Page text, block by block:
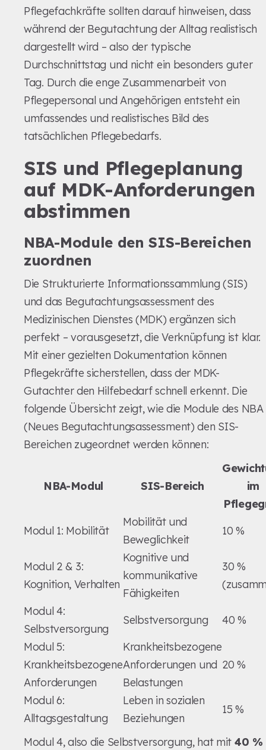
Pflegefachkräfte sollten darauf hinweisen, dass
während der Begutachtung der Alltag realistisch
dargestellt wird – also der typische
Durchschnittstag und nicht ein besonders guter
Tag. Durch die enge Zusammenarbeit von
Pflegepersonal und Angehörigen entsteht ein
umfassendes und realistisches Bild des
tatsächlichen Pflegebedarfs.
SIS und Pflegeplanung
auf MDK-Anforderungen
abstimmen
NBA-Module den SIS-Bereichen
zuordnen
Die Strukturierte Informationssammlung (SIS)
und das Begutachtungsassessment des
Medizinischen Dienstes (MDK) ergänzen sich
perfekt – vorausgesetzt, die Verknüpfung ist klar.
Mit einer gezielten Dokumentation können
Pflegekräfte sicherstellen, dass der MDK-
Gutachter den Hilfebedarf schnell erkennt. Die
folgende Übersicht zeigt, wie die Module des NBA
(Neues Begutachtungsassessment) den SIS-
Bereichen zugeordnet werden können:
NBA-Modul SIS-Bereich
im
Modul 1: Mobilität
Mobilität und
Beweglichkeit
10 %
Modul 2 & 3:
Kognition, Verhalten
Kognitive und
kommunikative
Fähigkeiten
30 %
Modul 4:
Selbstversorgung
Selbstversorgung
40 %
Modul 5:
Krankheitsbezogene
Anforderungen
Krankheitsbezogene
Anforderungen und
Belastungen
20 %
Modul 6:
Alltagsgestaltung
Leben in sozialen
Beziehungen
15 %
Modul 4, also die Selbstversorgung, hat mit 40 %